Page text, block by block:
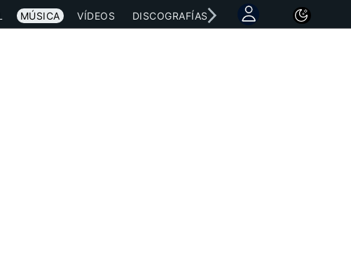
MÚSICA VÍDEOS DISCOGRAFÍAS CONCIERTOS LETRAS